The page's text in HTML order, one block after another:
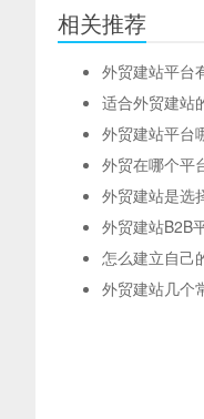
相关推荐
外贸建站平台
适合外贸建站
外贸建站平台
外贸在哪个平
外贸建站是选
外贸建站B2B
怎么建立自己
外贸建站几个